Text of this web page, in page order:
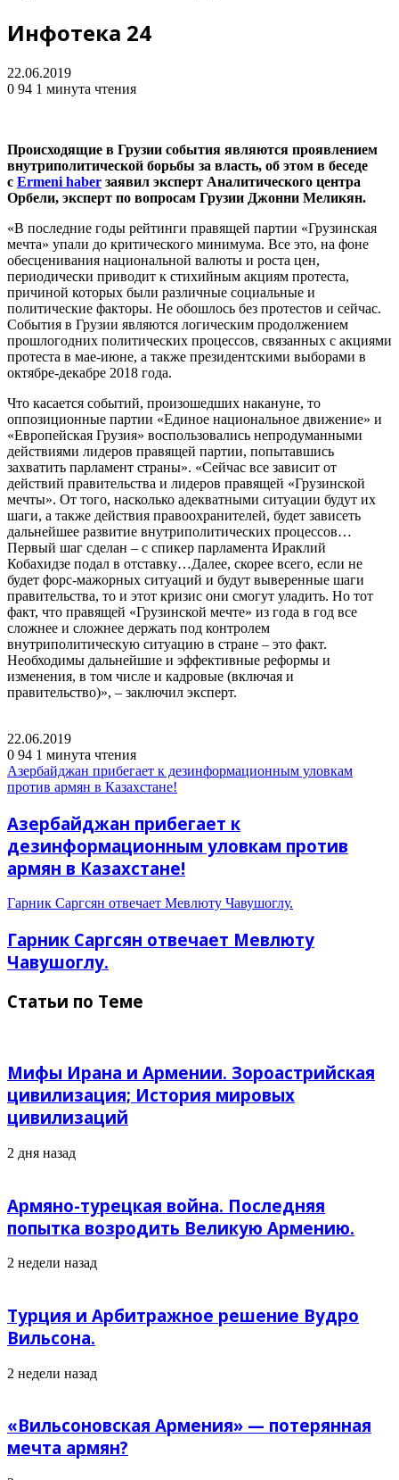
Инфотека 24
22.06.2019
0 94 1 минута чтения
Происходящие в Грузии события являются проявлением
внутриполитической борьбы за власть, об этом в беседе
с Ermeni haber заявил эксперт Аналитического центра
Орбели, эксперт по вопросам Грузии Джонни Меликян.
«В последние годы рейтинги правящей партии «Грузинская
мечта» упали до критического минимума. Все это, на фоне
обесценивания национальной валюты и роста цен,
периодически приводит к стихийным акциям протеста,
причиной которых были различные социальные и
политические факторы. Не обошлось без протестов и сейчас.
События в Грузии являются логическим продолжением
прошлогодних политических процессов, связанных с акциями
протеста в мае-июне, а также президентскими выборами в
октябре-декабре 2018 года.
Что касается событий, произошедших накануне, то
оппозиционные партии «Единое национальное движение» и
«Европейская Грузия» воспользовались непродуманными
действиями лидеров правящей партии, попытавшись
захватить парламент страны». «Сейчас все зависит от
действий правительства и лидеров правящей «Грузинской
мечты». От того, насколько адекватными ситуации будут их
шаги, а также действия правоохранителей, будет зависеть
дальнейшее развитие внутриполитических процессов…
Первый шаг сделан – с спикер парламента Ираклий
Кобахидзе подал в отставку…Далее, скорее всего, если не
будет форс-мажорных ситуаций и будут выверенные шаги
правительства, то и этот кризис они смогут уладить. Но тот
факт, что правящей «Грузинской мечте» из года в год все
сложнее и сложнее держать под контролем
внутриполитическую ситуацию в стране – это факт.
Необходимы дальнейшие и эффективные реформы и
изменения, в том числе и кадровые (включая и
правительство)», – заключил эксперт.
22.06.2019
0 94 1 минута чтения
Азербайджан прибегает к дезинформационным уловкам
против армян в Казахстане!
Азербайджан прибегает к
дезинформационным уловкам против
армян в Казахстане!
Гарник Саргсян отвечает Мевлюту Чавушоглу.
Гарник Саргсян отвечает Мевлюту
Чавушоглу.
Статьи по Теме
Мифы Ирана и Армении. Зороастрийская
цивилизация; История мировых
цивилизаций
2 дня назад
Армяно-турецкая война. Последняя
попытка возродить Великую Армению.
2 недели назад
Турция и Арбитражное решение Вудро
Вильсона.
2 недели назад
«Вильсоновская Армения» — потерянная
мечта армян?